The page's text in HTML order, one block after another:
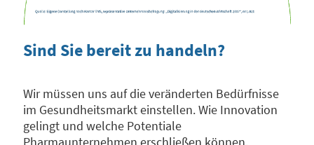
Sind Sie bereit zu handeln?
Wir müssen uns auf die veränderten Bedürfnisse
im Gesundheitsmarkt einstellen. Wie Innovation
gelingt und welche Potentiale